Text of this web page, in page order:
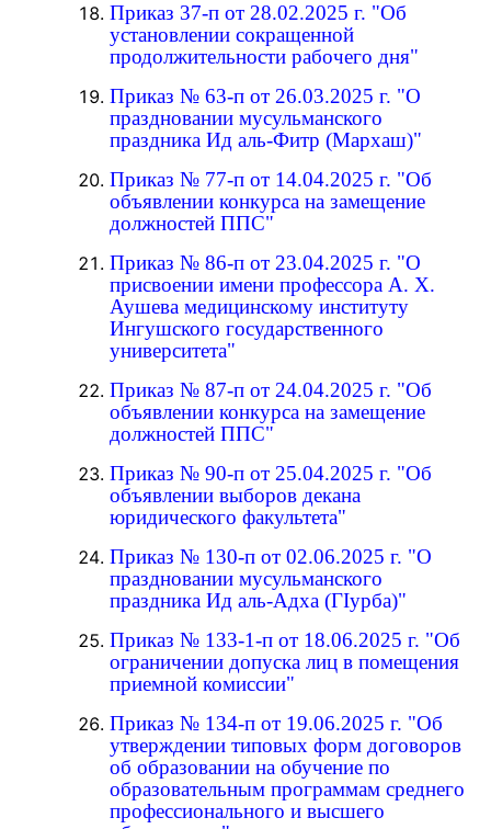
Приказ 37-п от 28.02.2025 г. "Об
установлении сокращенной
продолжительности рабочего дня"
Приказ № 63-п от 26.03.2025 г. "О
праздновании мусульманского
праздника Ид аль-Фитр (Мархаш)"
Приказ № 77-п от 14.04.2025 г. "Об
объявлении конкурса на замещение
должностей ППС"
Приказ № 86-п от 23.04.2025 г. "О
присвоении имени профессора А. Х.
Аушева медицинскому институту
Ингушского государственного
университета"
Приказ № 87-п от 24.04.2025 г. "Об
объявлении конкурса на замещение
должностей ППС"
Приказ № 90-п от 25.04.2025 г. "Об
объявлении выборов декана
юридического факультета"
Приказ № 130-п от 02.06.2025 г. "О
праздновании мусульманского
праздника Ид аль-Адха (ГIурба)"
Приказ № 133-1-п от 18.06.2025 г. "Об
ограничении допуска лиц в помещения
приемной комиссии"
Приказ № 134-п от 19.06.2025 г. "Об
утверждении типовых форм договоров
об образовании на обучение по
образовательным программам среднего
профессионального и высшего